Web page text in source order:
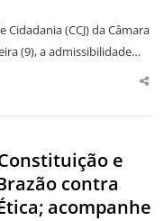
Cidadania (CCJ) da Câmara
(9), a admissibilidade…
e
contra
acompanhe